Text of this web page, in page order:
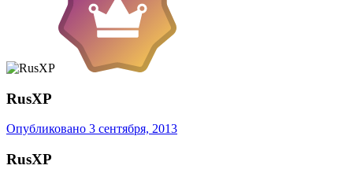
RusXP
Опубликовано 3 сентября, 2013
RusXP